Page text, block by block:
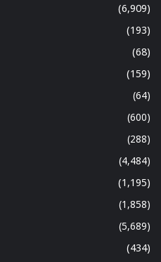
(6,909)
(193)
(68)
(159)
(64)
(600)
(288)
(4,484)
(1,195)
(1,858)
(5,689)
(434)